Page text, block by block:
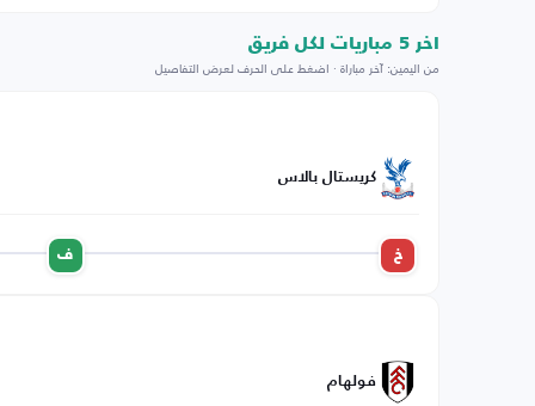
اخر 5 مباريات لكل فريق
من اليمين: آخر مباراة · اضغط على الحرف لعرض التفاصيل
كريستال بالاس
خ ف
فولهام